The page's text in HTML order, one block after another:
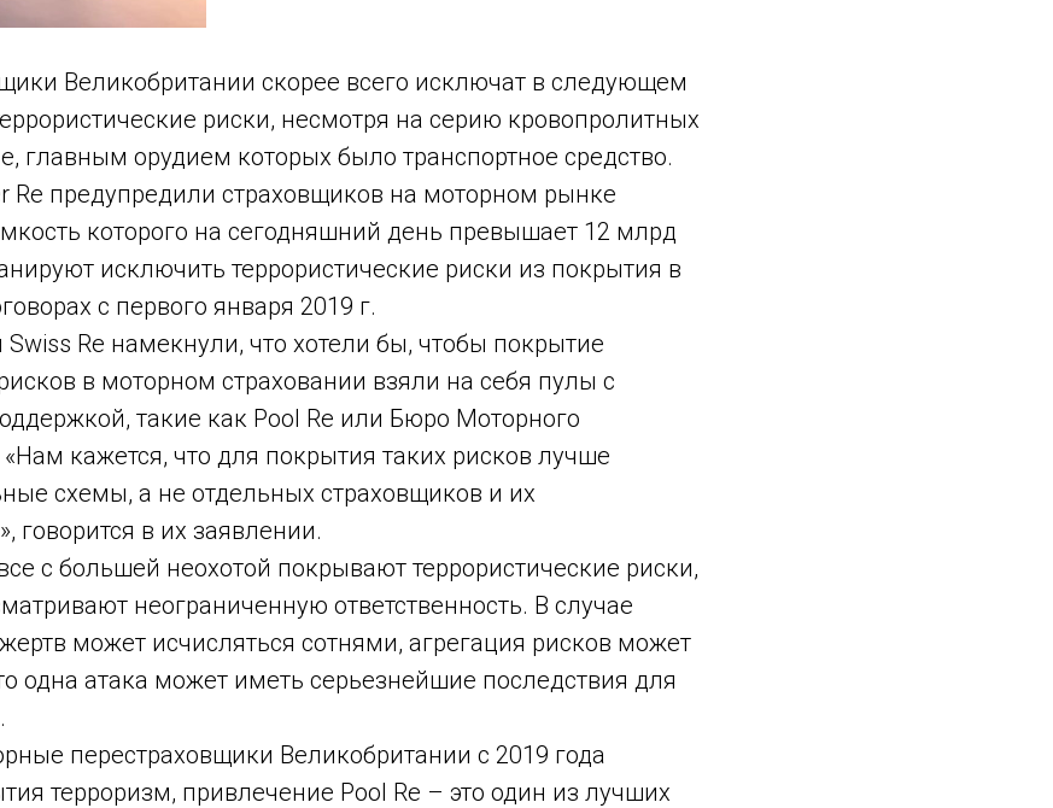
Великобритании скорее всего исключат в следующем
риски, несмотря на серию кровопролитных
главным орудием которых было транспортное средство.
Re предупредили страховщиков на моторном рынке
которого на сегодняшний день превышает 12 млрд
исключить террористические риски из покрытия в
с первого января 2019 г.
Re намекнули, что хотели бы, чтобы покрытие
в моторном страховании взяли на себя пулы с
такие как Pool Re или Бюро Моторного
кажется, что для покрытия таких рисков лучше
схемы, а не отдельных страховщиков и их
говорится в их заявлении.
с большей неохотой покрывают террористические риски,
неограниченную ответственность. В случае
может исчисляться сотнями, агрегация рисков может
одна атака может иметь серьезнейшие последствия для
перестраховщики Великобритании с 2019 года
терроризм, привлечение Pool Re – это один из лучших